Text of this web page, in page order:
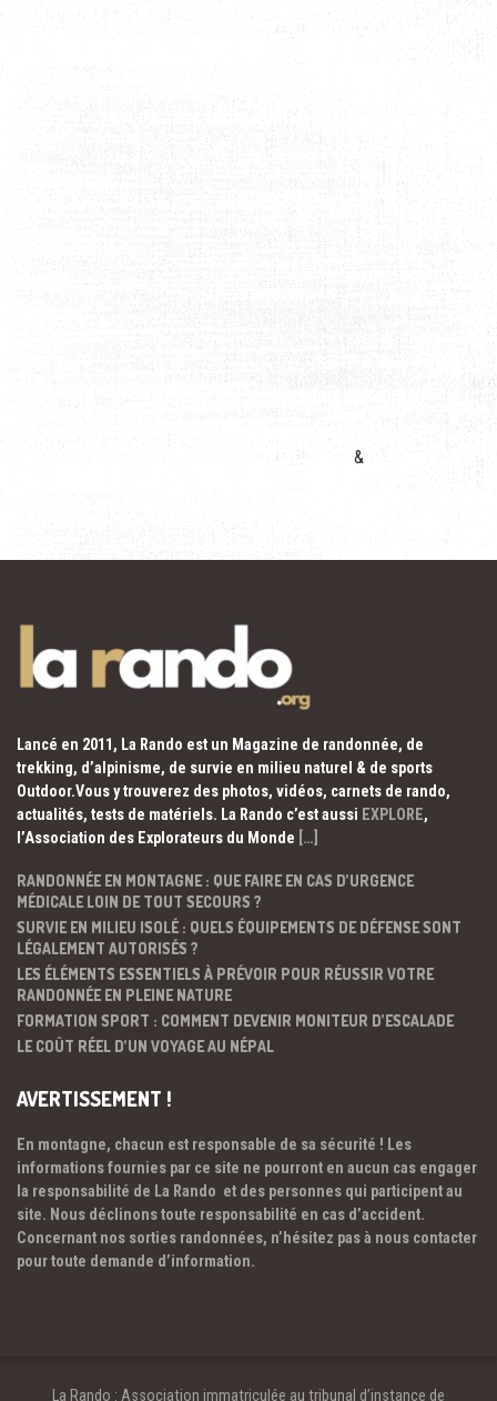
&
Lancé en 2011, La Rando est un Magazine de randonnée, de
trekking, d’alpinisme, de survie en milieu naturel & de sports
Outdoor.Vous y trouverez des photos, vidéos, carnets de rando,
actualités, tests de matériels. La Rando c’est aussi EXPLORE,
l’Association des Explorateurs du Monde […]
RANDONNÉE EN MONTAGNE : QUE FAIRE EN CAS D’URGENCE
MÉDICALE LOIN DE TOUT SECOURS ?
SURVIE EN MILIEU ISOLÉ : QUELS ÉQUIPEMENTS DE DÉFENSE SONT
LÉGALEMENT AUTORISÉS ?
LES ÉLÉMENTS ESSENTIELS À PRÉVOIR POUR RÉUSSIR VOTRE
RANDONNÉE EN PLEINE NATURE
FORMATION SPORT : COMMENT DEVENIR MONITEUR D’ESCALADE
LE COÛT RÉEL D’UN VOYAGE AU NÉPAL
AVERTISSEMENT !
En montagne, chacun est responsable de sa sécurité ! Les
informations fournies par ce site ne pourront en aucun cas engager
la responsabilité de La Rando et des personnes qui participent au
site. Nous déclinons toute responsabilité en cas d’accident.
Concernant nos sorties randonnées, n’hésitez pas à nous contacter
pour toute demande d’information.
La Rando : Association immatriculée au tribunal d’instance de